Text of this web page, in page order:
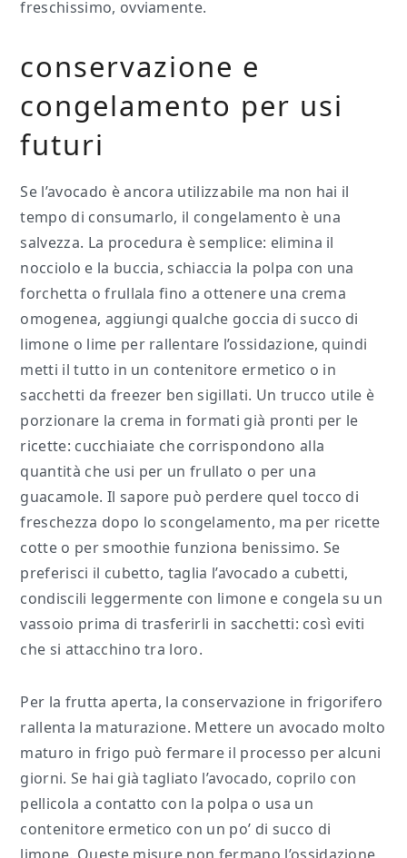
freschissimo, ovviamente.
conservazione e
congelamento per usi
futuri
Se l’avocado è ancora utilizzabile ma non hai il
tempo di consumarlo, il congelamento è una
salvezza. La procedura è semplice: elimina il
nocciolo e la buccia, schiaccia la polpa con una
forchetta o frullala fino a ottenere una crema
omogenea, aggiungi qualche goccia di succo di
limone o lime per rallentare l’ossidazione, quindi
metti il tutto in un contenitore ermetico o in
sacchetti da freezer ben sigillati. Un trucco utile è
porzionare la crema in formati già pronti per le
ricette: cucchiaiate che corrispondono alla
quantità che usi per un frullato o per una
guacamole. Il sapore può perdere quel tocco di
freschezza dopo lo scongelamento, ma per ricette
cotte o per smoothie funziona benissimo. Se
preferisci il cubetto, taglia l’avocado a cubetti,
condiscili leggermente con limone e congela su un
vassoio prima di trasferirli in sacchetti: così eviti
che si attacchino tra loro.
Per la frutta aperta, la conservazione in frigorifero
rallenta la maturazione. Mettere un avocado molto
maturo in frigo può fermare il processo per alcuni
giorni. Se hai già tagliato l’avocado, coprilo con
pellicola a contatto con la polpa o usa un
contenitore ermetico con un po’ di succo di